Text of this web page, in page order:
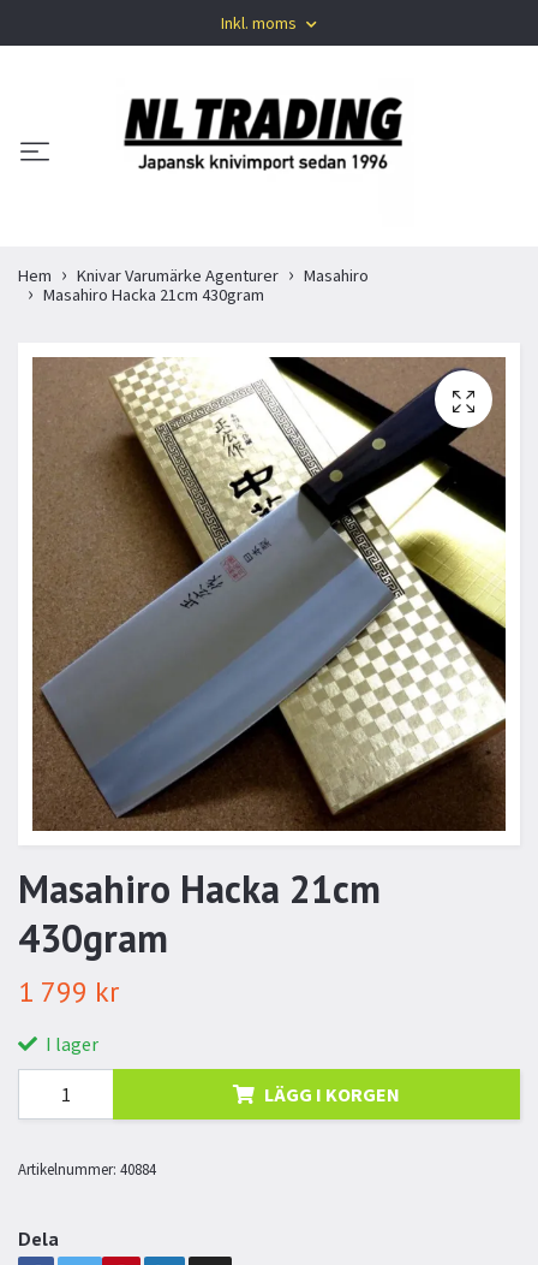
Inkl. moms
Hem Knivar Varumärke Agenturer
Masahiro
Masahiro Hacka 21cm 430gram
Masahiro Hacka 21cm
430gram
1 799 kr
I lager
LÄGG I KORGEN
Artikelnummer: 40884
Dela